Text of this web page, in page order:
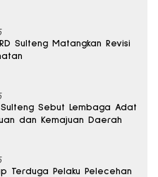
Sulteng Matangkan Revisi
Sulteng Sebut Lembaga Adat
dan Kemajuan Daerah
Terduga Pelaku Pelecehan